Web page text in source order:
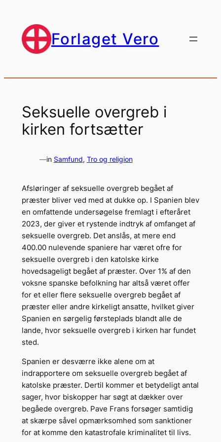
Forlaget Vero
Seksuelle overgreb i
kirken fortsætter
—in Samfund, Tro og religion
Afsløringer af seksuelle overgreb begået af
præster bliver ved med at dukke op. I Spanien blev
en omfattende undersøgelse fremlagt i efteråret
2023, der giver et rystende indtryk af omfanget af
seksuelle overgreb. Det anslås, at mere end
400.00 nulevende spaniere har været ofre for
seksuelle overgreb i den katolske kirke
hovedsageligt begået af præster. Over 1% af den
voksne spanske befolkning har altså været offer
for et eller flere seksuelle overgreb begået af
præster eller andre kirkeligt ansatte, hvilket giver
Spanien en sørgelig førsteplads blandt alle de
lande, hvor seksuelle overgreb i kirken har fundet
sted.
Spanien er desværre ikke alene om at
indrapportere om seksuelle overgreb begået af
katolske præster. Dertil kommer et betydeligt antal
sager, hvor biskopper har søgt at dækker over
begåede overgreb. Pave Frans forsøger samtidig
at skærpe såvel opmærksomhed som sanktioner
for at komme den katastrofale kriminalitet til livs.